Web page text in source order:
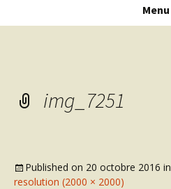
Menu
img_7251
Published on 20 octobre 2016 in
resolution (2000 × 2000)